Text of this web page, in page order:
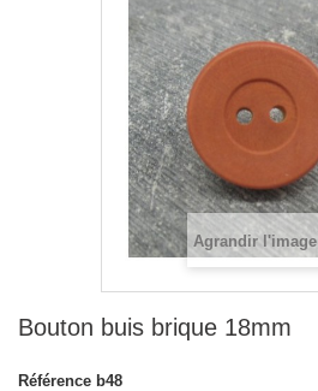
Agrandir l'image
Bouton buis brique 18mm
Référence b48